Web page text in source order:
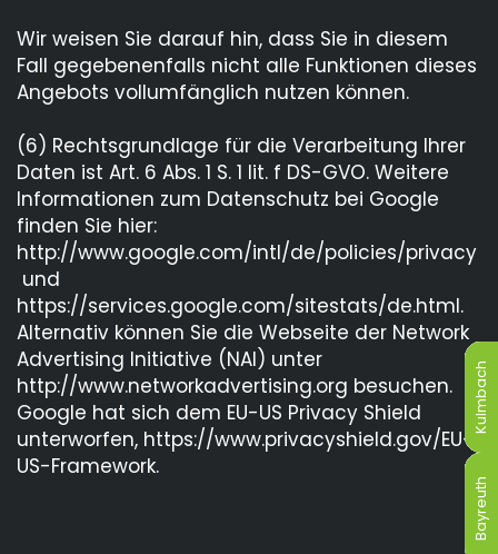
Kulmbach
Bayreuth
Kulmbach
Bayreuth
Kulmbach
Bayreuth
Kulmbach
Bayreuth
Kulmbach
Bayreuth
Kulmbach
Bayreuth
Wir weisen Sie darauf hin, dass Sie in diesem
Fall gegebenenfalls nicht alle Funktionen dieses
Angebots vollumfänglich nutzen können.
(6) Rechtsgrundlage für die Verarbeitung Ihrer
Daten ist Art. 6 Abs. 1 S. 1 lit. f DS-GVO. Weitere
Informationen zum Datenschutz bei Google
finden Sie hier:
http://www.google.com/intl/de/policies/privacy
und
https://services.google.com/sitestats/de.html.
Alternativ können Sie die Webseite der Network
Advertising Initiative (NAI) unter
http://www.networkadvertising.org besuchen.
Google hat sich dem EU-US Privacy Shield
unterworfen, https://www.privacyshield.gov/EU-
US-Framework.